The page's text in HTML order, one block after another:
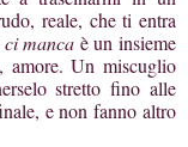
reale, che ti entra
manca è un insieme
amore. Un miscuglio
stretto fino alle
e non fanno altro